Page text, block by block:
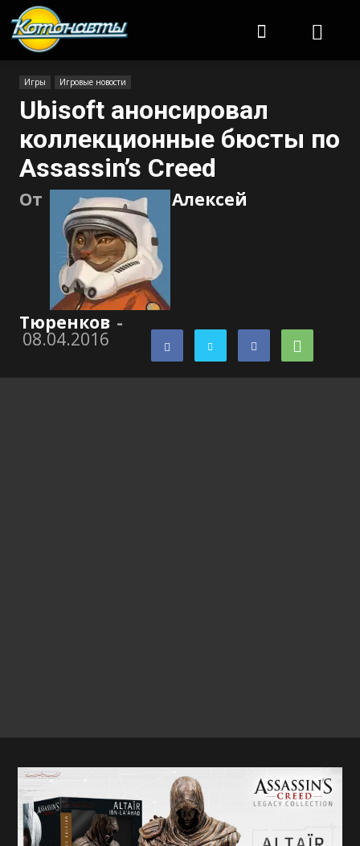
Игры Игровые новости
Ubisoft анонсировал
коллекционные бюсты по
Assassin’s Creed
От Алексей
Тюренков -
08.04.2016